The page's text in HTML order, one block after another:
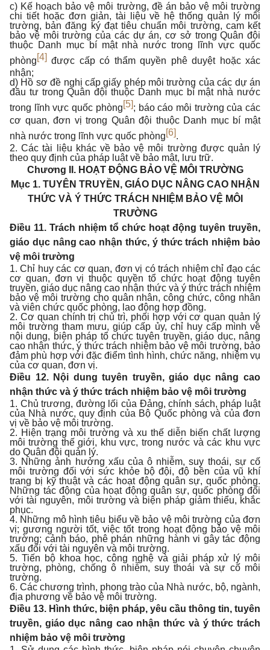
c) Kế hoạch bảo vệ môi trường, đề án bảo vệ môi trường
chi tiết hoặc đơn giản, tài liệu về hệ thống quản lý môi
trường, bản đăng ký đạt tiêu chuẩn môi trường, cam kết
bảo vệ môi trường của các dự án, cơ sở trong Quân đội
thuộc Danh mục bí mật nhà nước trong lĩnh vực quốc
phòng[4] được cấp có thẩm quyền phê duyệt hoặc xác
nhận;
d) Hồ sơ đề nghị cấp giấy phép môi trường của các dự án
đầu tư trong Quân đội thuộc Danh mục bí mật nhà nước
trong lĩnh vực quốc phòng[5]; báo cáo môi trường của các
cơ quan, đơn vị trong Quân đội thuộc Danh mục bí mật
nhà nước trong lĩnh vực quốc phòng[6].
2. Các tài liệu khác về bảo vệ môi trường được quản lý
theo quy định của pháp luật về bảo mật, lưu trữ.
Chương II. HOẠT ĐỘNG BẢO VỆ MÔI TRƯỜNG
Mục 1. TUYÊN TRUYỀN, GIÁO DỤC NÂNG CAO NHẬN
THỨC VÀ Ý THỨC TRÁCH NHIỆM BẢO VỆ MÔI
TRƯỜNG
Điều 11. Trách nhiệm tổ chức hoạt động tuyên truyền,
giáo dục nâng cao nhận thức, ý thức trách nhiệm bảo
vệ môi trường
1. Chỉ huy các cơ quan, đơn vị có trách nhiệm chỉ đạo các
cơ quan, đơn vị thuộc quyền tổ chức hoạt động tuyên
truyền, giáo dục nâng cao nhận thức và ý thức trách nhiệm
bảo vệ môi trường cho quân nhân, công chức, công nhân
và viên chức quốc phòng, lao động hợp đồng.
2. Cơ quan chính trị chủ trì, phối hợp với cơ quan quản lý
môi trường tham mưu, giúp cấp ủy, chỉ huy cấp mình về
nội dung, biện pháp tổ chức tuyên truyền, giáo dục, nâng
cao nhận thức, ý thức trách nhiệm bảo vệ môi trường, bảo
đảm phù hợp với đặc điểm tình hình, chức năng, nhiệm vụ
của cơ quan, đơn vị.
Điều 12. Nội dung tuyên truyền, giáo dục nâng cao
nhận thức và ý thức trách nhiệm bảo vệ môi trường
1. Chủ trương, đường lối của Đảng, chính sách, pháp luật
của Nhà nước, quy định của Bộ Quốc phòng và của đơn
vị về bảo vệ môi trường.
2. Hiện trạng môi trường và xu thế diễn biến chất lượng
môi trường thế giới, khu vực, trong nước và các khu vực
do Quân đội quản lý.
3. Những ảnh hưởng xấu của ô nhiễm, suy thoái, sự cố
môi trường đối với sức khỏe bộ đội, độ bền của vũ khí
trang bị kỹ thuật và các hoạt động quân sự, quốc phòng.
Những tác động của hoạt động quân sự, quốc phòng đối
với tài nguyên, môi trường và biện pháp giảm thiểu, khắc
phục.
4. Những mô hình tiêu biểu về bảo vệ môi trường của đơn
vị; gương người tốt, việc tốt trong hoạt động bảo vệ môi
trường; cảnh báo, phê phán những hành vi gây tác động
xấu đối với tài nguyên và môi trường.
5. Tiến bộ khoa học, công nghệ và giải pháp xử lý môi
trường, phòng, chống ô nhiễm, suy thoái và sự cố môi
trường.
6. Các chương trình, phong trào của Nhà nước, bộ, ngành,
địa phương về bảo vệ môi trường.
Điều 13. Hình thức, biện pháp, yêu cầu thông tin, tuyên
truyền, giáo dục nâng cao nhận thức và ý thức trách
nhiệm bảo vệ môi trường